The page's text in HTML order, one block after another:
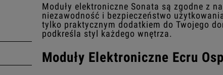
Moduły elektroniczne Sonata są zgodne z
niezawodność i bezpieczeństwo
tylko praktycznym dodatkiem do Twojego
podkreśla styl każdego wnętrza.
Moduły Elektroniczne Ecru